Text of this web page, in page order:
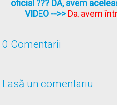
oficial ??? DA, avem
VIDEO -->>Da, avem
0 Comentarii
Lasă un comentariu